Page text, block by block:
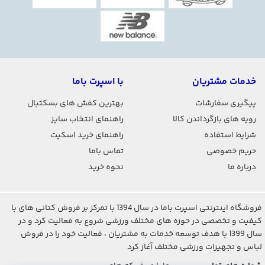
خدمات مشتریان
پیگیری سفارشات
رویه های بازگرداندن کالا
شرایط استفاده
حریم خصوصی
درباره ما
با اسپرت باما
بهترین کفش های بسکتبال
راهنمای انتخاب سایز
راهنمای خرید اسکیت
تماس باما
نحوه خرید
فروشگاه اینترنتی اسپرت باما در سال 1394 با تمرکز بر فروش کتانی های با
کیفیت و تخصصی در حوزه های مختلف ورزشی شروع به فعالیت کرد و در
سال 1399 با هدف توسعه خدمات به مشتریان ، فعالیت خود را در فروش
لباس و تجهیزات ورزشی مختلف آغاز کرد